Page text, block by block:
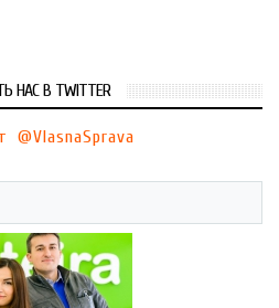
НАС В TWITTER
@VlasnaSprava